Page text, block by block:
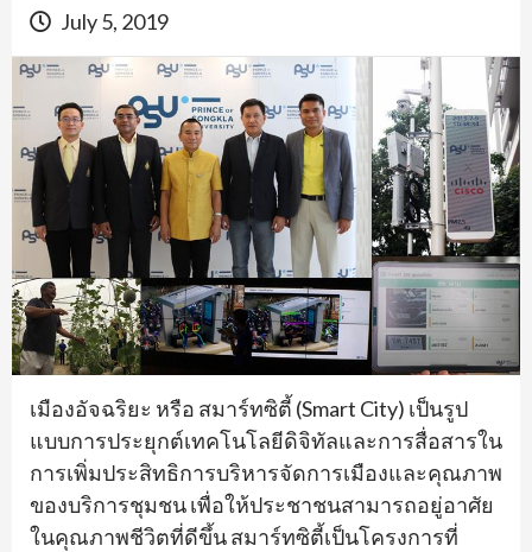
July 5, 2019
เมืองอัจฉริยะ หรือ สมาร์ทซิตี้ (Smart City) เป็นรูป
แบบการประยุกต์เทคโนโลยีดิจิทัลและการสื่อสารใน
การเพิ่มประสิทธิการบริหารจัดการเมืองและคุณภาพ
ของบริการชุมชน เพื่อให้ประชาชนสามารถอยู่อาศัย
ในคุณภาพชีวิตที่ดีขึ้น สมาร์ทซิตี้เป็นโครงการที่